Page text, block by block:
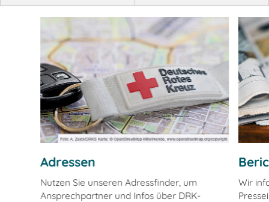
Adressen
Nutzen Sie unseren Adressfinder, um
Ansprechpartner und Infos über DRK-
Wir